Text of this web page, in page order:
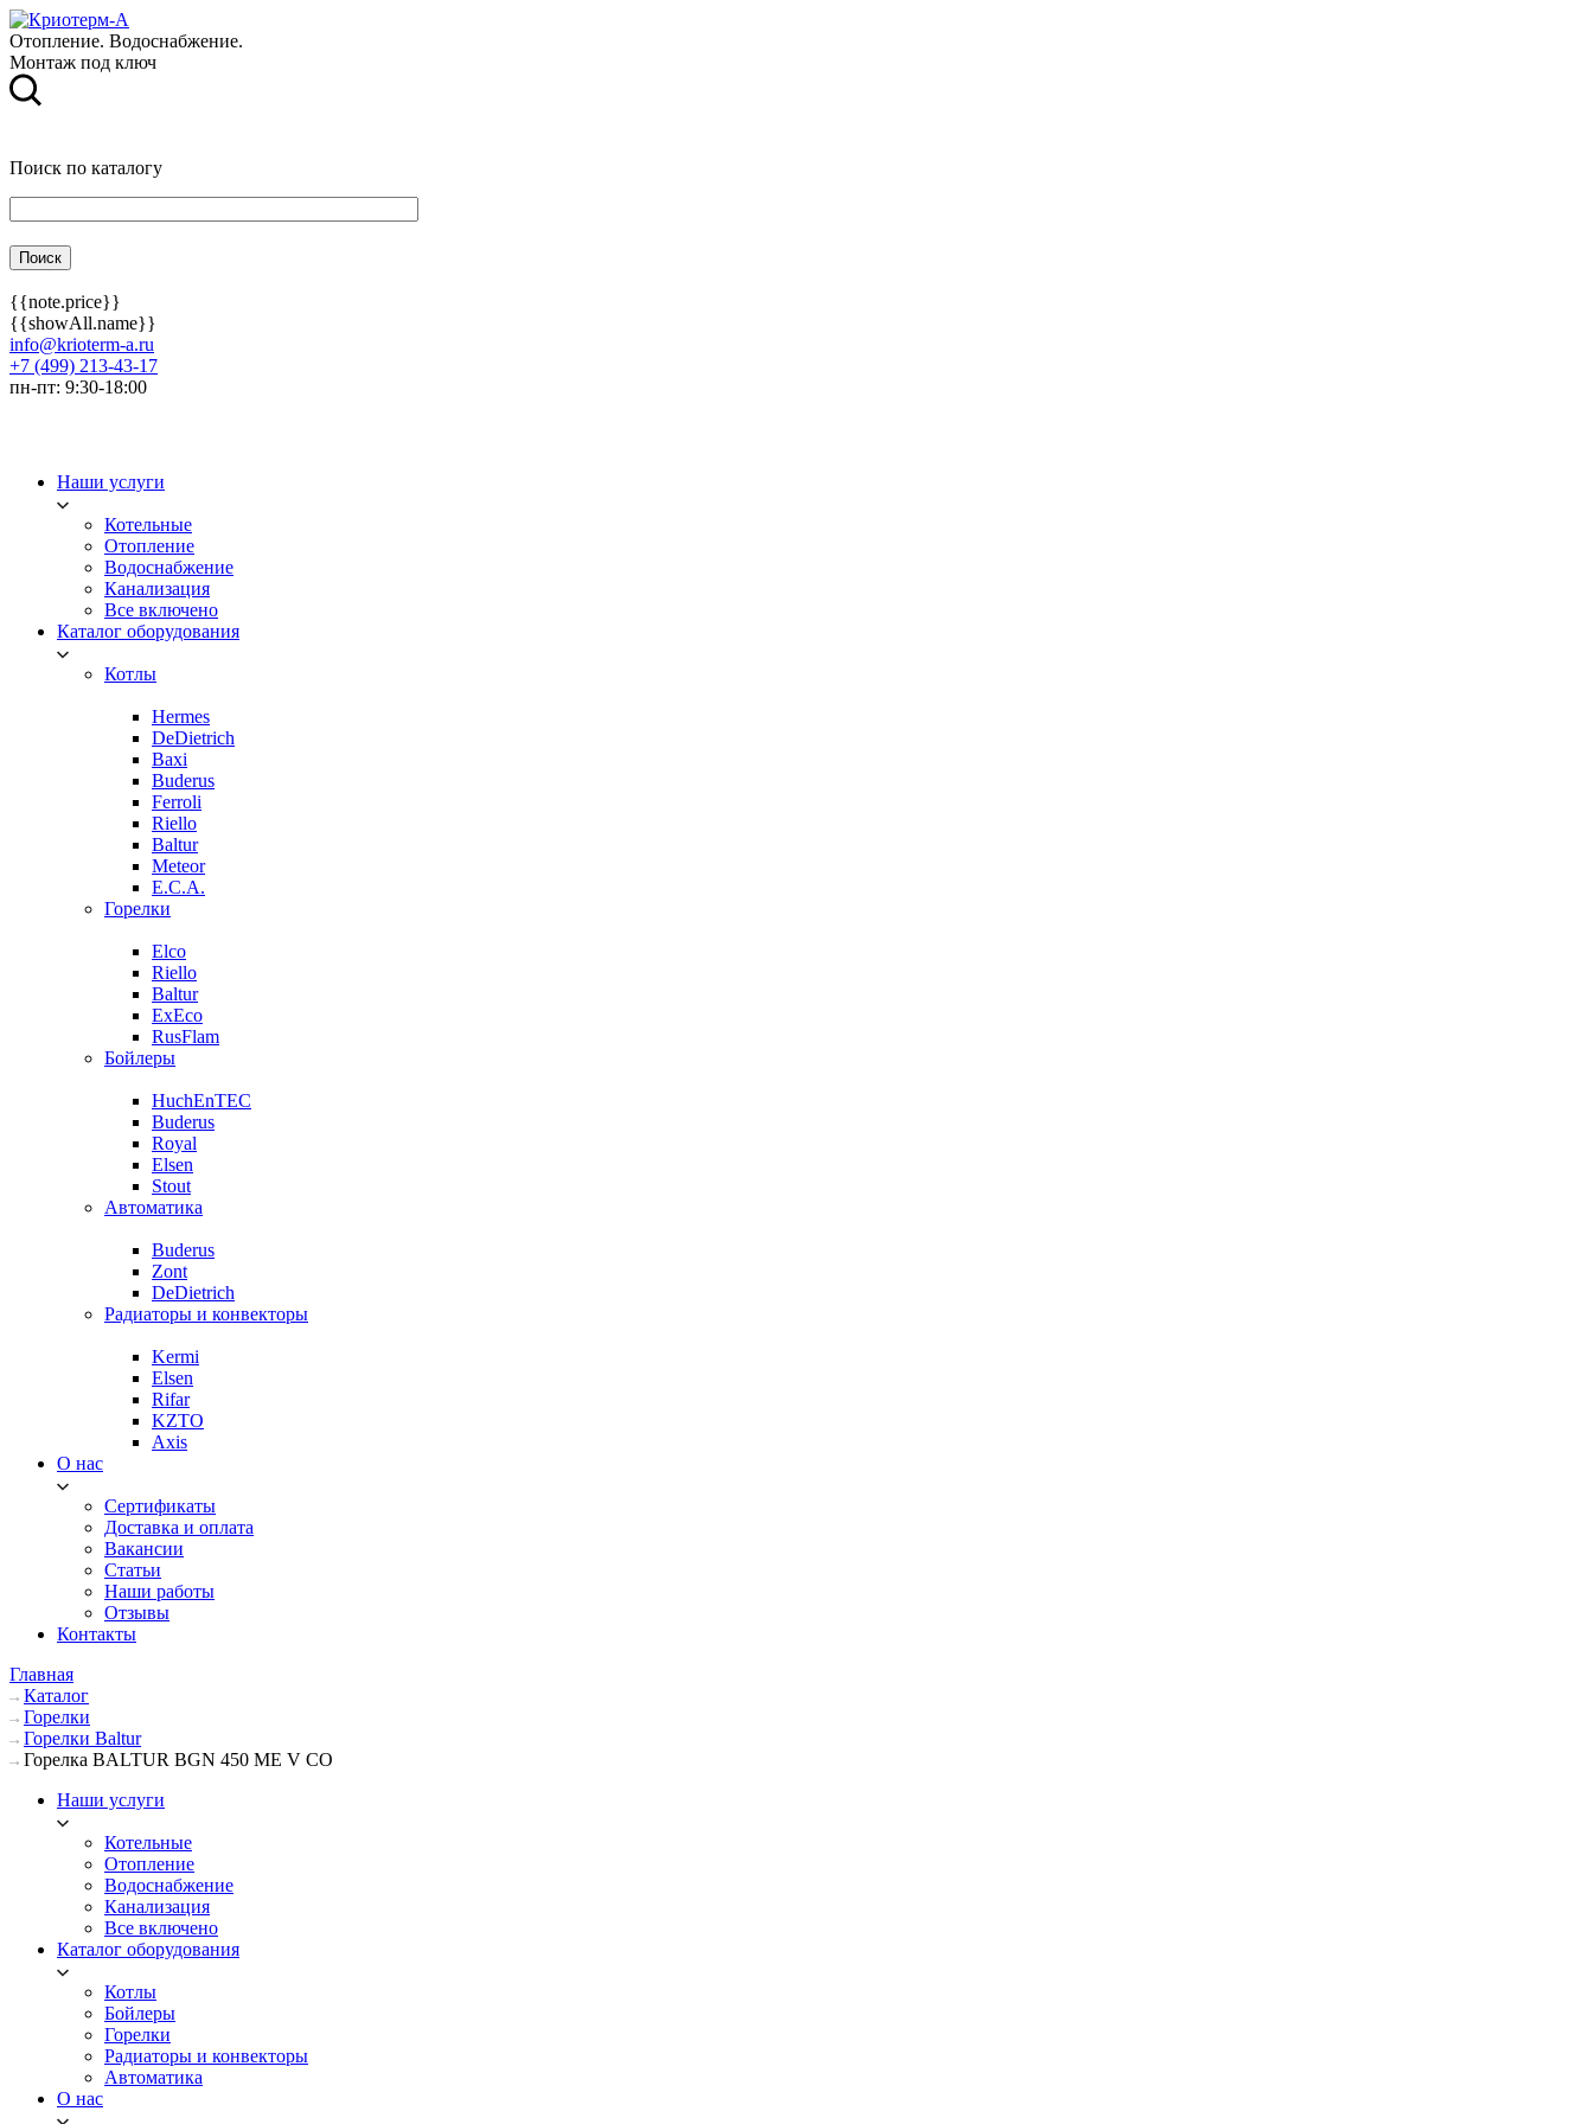
Отопление. Водоснабжение.
Монтаж под ключ
Поиск по каталогу
{{note.price}}
{{showAll.name}}
info@krioterm-a.ru
+7 (499) 213-43-17
пн-пт: 9:30-18:00
Наши услуги
Котельные
Отопление
Водоснабжение
Канализация
Все включено
Каталог оборудования
Котлы
Hermes
DeDietrich
Baxi
Buderus
Ferroli
Riello
Baltur
Meteor
E.C.A.
Горелки
Elco
Riello
Baltur
ExEco
RusFlam
Бойлеры
HuchEnTEC
Buderus
Royal
Elsen
Stout
Автоматика
Buderus
Zont
DeDietrich
Радиаторы и конвекторы
Kermi
Elsen
Rifar
KZTO
Axis
О нас
Сертификаты
Доставка и оплата
Вакансии
Статьи
Наши работы
Отзывы
Контакты
Главная
Каталог
Горелки
Горелки Baltur
Горелка BALTUR BGN 450 ME V CO
Наши услуги
Котельные
Отопление
Водоснабжение
Канализация
Все включено
Каталог оборудования
Котлы
Бойлеры
Горелки
Радиаторы и конвекторы
Автоматика
О нас